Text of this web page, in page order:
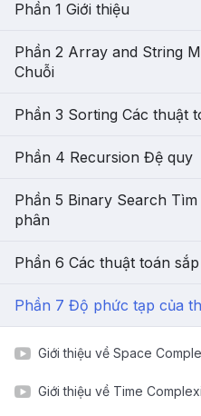
Phần 1 Giới thiệu
Phần 2 Array and String
Chuỗi
Phần 3 Sorting Các thuật
Phần 4 Recursion Đệ quy
Phần 5 Binary Search
phân
Phần 6 Các thuật toán
Phần 7 Độ phức tạp của
Giới thiệu về Space
Giới thiệu về Time